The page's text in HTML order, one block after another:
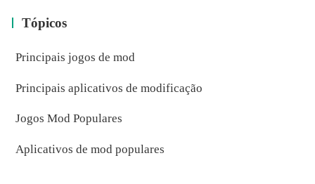
Tópicos
Principais jogos de mod
Principais aplicativos de modificação
Jogos Mod Populares
Aplicativos de mod populares